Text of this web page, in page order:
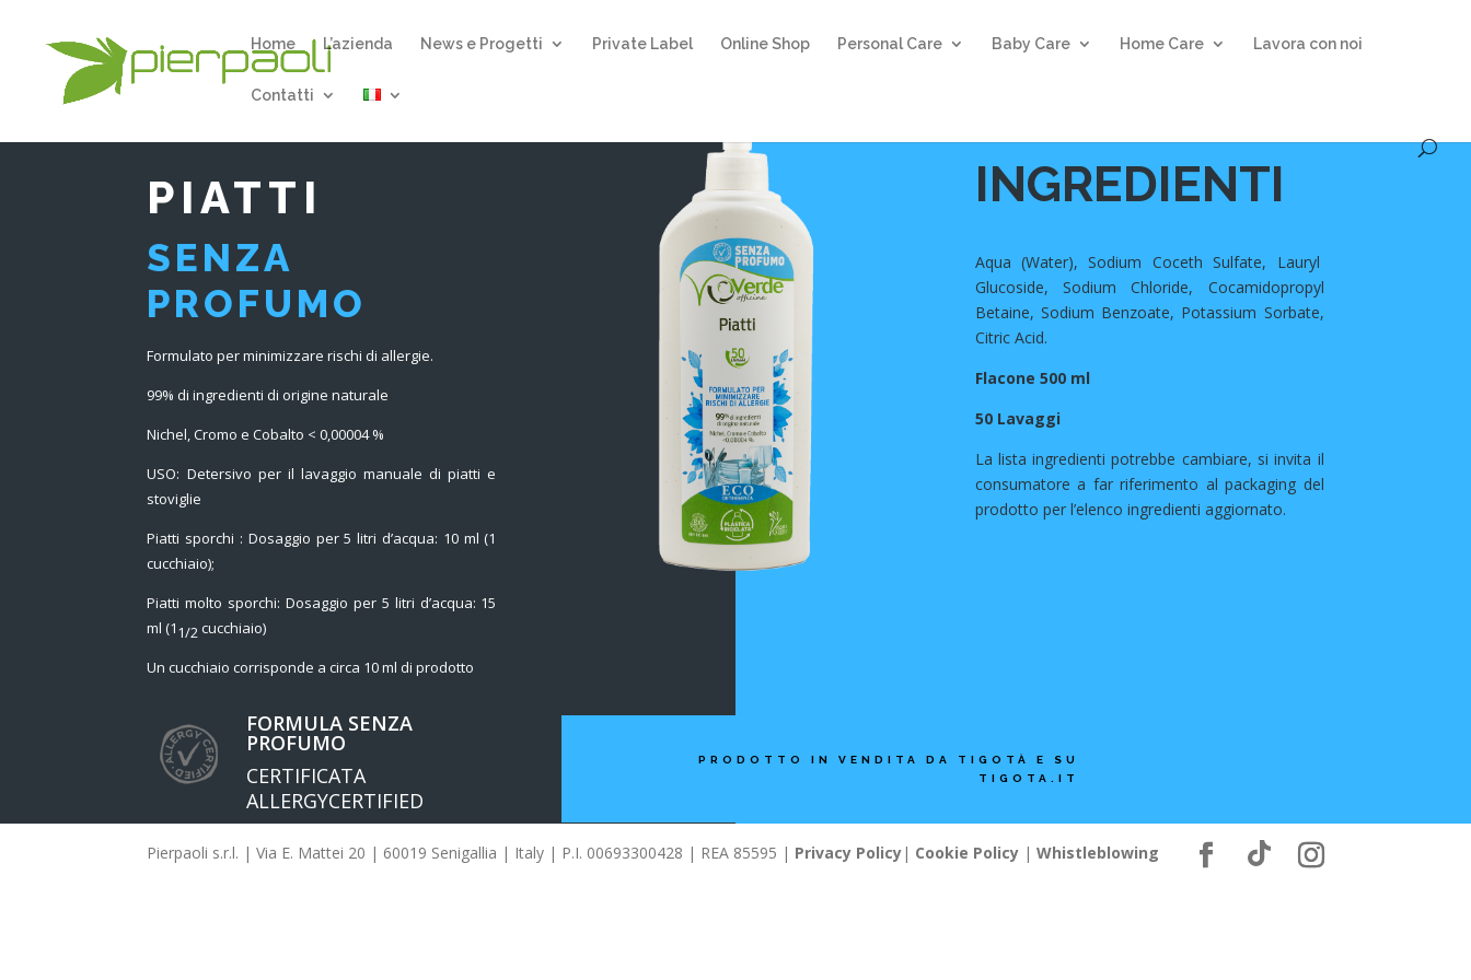
Home L’azienda News e Progetti Private Label Online Shop Personal Care Baby Care Home Care Lavora con noi
Contatti
PIATTI
SENZA
PROFUMO
Formulato per minimizzare rischi di allergie.
99% di ingredienti di origine naturale
Nichel, Cromo e Cobalto < 0,00004 %
USO: Detersivo per il lavaggio manuale di piatti e
stoviglie
Piatti sporchi : Dosaggio per 5 litri d’acqua: 10 ml (1
cucchiaio);
Piatti molto sporchi: Dosaggio per 5 litri d’acqua: 15
ml (11/2cucchiaio)
Un cucchiaio corrisponde a circa 10 ml di prodotto
FORMULA SENZA
PROFUMO
CERTIFICATA
ALLERGYCERTIFIED
INGREDIENTI
Aqua (Water), Sodium Coceth Sulfate, Lauryl
Glucoside, Sodium Chloride, Cocamidopropyl
Betaine, Sodium Benzoate, Potassium Sorbate,
Citric Acid.
Flacone 500 ml
50 Lavaggi
La lista ingredienti potrebbe cambiare, si invita il
consumatore a far riferimento al packaging del
prodotto per l’elenco ingredienti aggiornato.
PRODOTTO IN VENDITA DA TIGOTÀ E SU
TIGOTA.IT
Pierpaoli s.r.l. | Via E. Mattei 20 | 60019 Senigallia | Italy | P.I. 00693300428 | REA 85595 | Privacy Policy| Cookie Policy |Whistleblowing